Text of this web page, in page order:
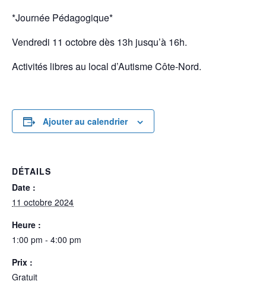
*Journée Pédagogique*
Vendredi 11 octobre dès 13h jusqu’à 16h.
Activités libres au local d’Autisme Côte-Nord.
Ajouter au calendrier
DÉTAILS
Date :
11 octobre 2024
Heure :
1:00 pm - 4:00 pm
Prix :
Gratuit